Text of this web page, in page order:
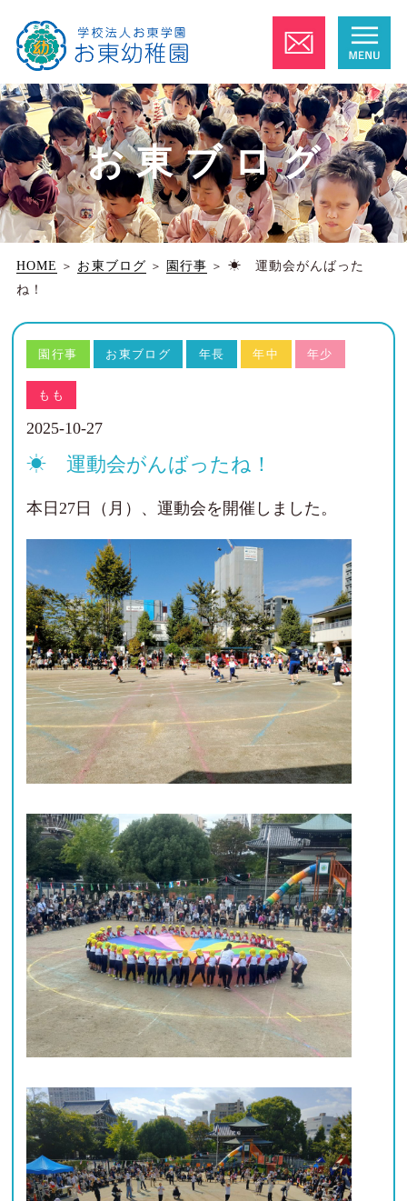
お東ブログ
HOME ＞ お東ブログ ＞ 園行事 ＞ ☀ 運動会がんばった
ね！
園行事 お東ブログ 年長 年中 年少
もも
2025-10-27
☀ 運動会がんばったね！
本日27日（月）、運動会を開催しました。